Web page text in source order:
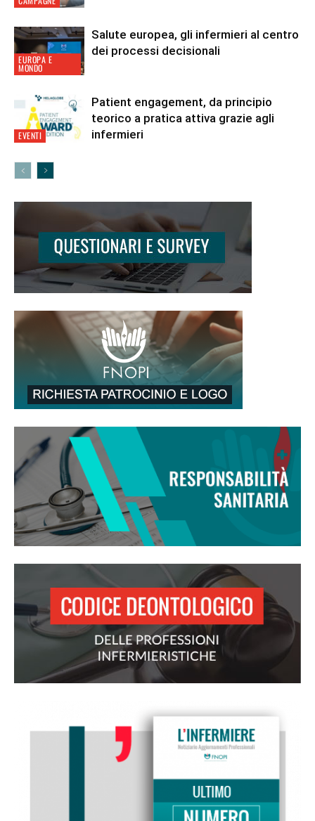
EUROPA E
MONDO
Salute europea, gli infermieri al centro
dei processi decisionali
EVENTI
Patient engagement, da principio
teorico a pratica attiva grazie agli
infermieri